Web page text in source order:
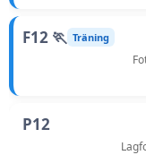
F12 🏃 Träning
P12